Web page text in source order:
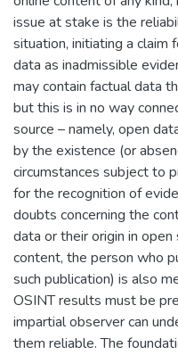
issue at stake is the
situation, initiating a claim
data as inadmissible
may contain factual data
but this is in no way
source – namely, open
by the existence (or
circumstances subject to
for the recognition of
doubts concerning the
data or their origin in
content, the person who
such publication) is also
OSINT results must be
impartial observer can
them reliable. The